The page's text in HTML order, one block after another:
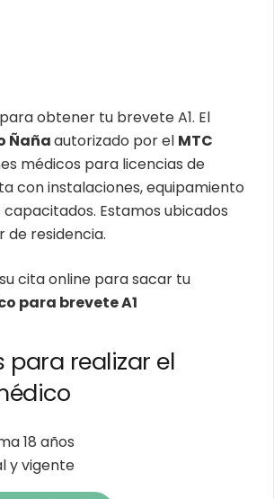
obtener tu brevete A1. El
Ñañaautorizado por el MTC
médicos para licencias de
con instalaciones, equipamiento
Estamos ubicados
de residencia.
cita online para sacar tu
para brevete A1
para realizar el
18 años
y vigente